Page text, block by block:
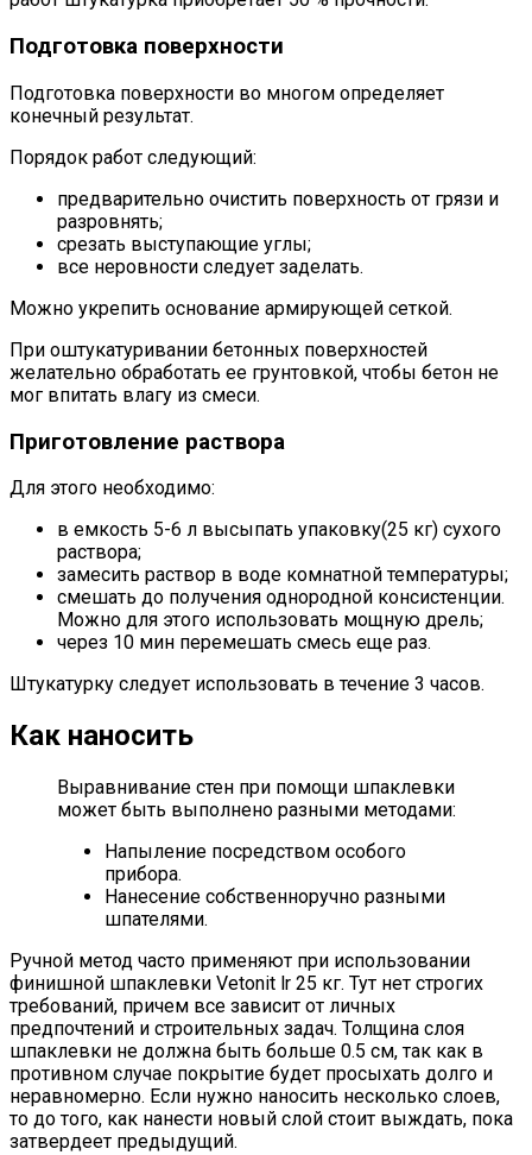
Подготовка поверхности
Подготовка поверхности во многом определяет
конечный результат.
Порядок работ следующий:
предварительно очистить поверхность от грязи и
разровнять;
срезать выступающие углы;
все неровности следует заделать.
Можно укрепить основание армирующей сеткой.
При оштукатуривании бетонных поверхностей
желательно обработать ее грунтовкой, чтобы бетон не
мог впитать влагу из смеси.
Приготовление раствора
Для этого необходимо:
в емкость 5-6 л высыпать упаковку(25 кг) сухого
раствора;
замесить раствор в воде комнатной температуры;
смешать до получения однородной консистенции.
Можно для этого использовать мощную дрель;
через 10 мин перемешать смесь еще раз.
Штукатурку следует использовать в течение 3 часов.
Как наносить
Выравнивание стен при помощи шпаклевки
может быть выполнено разными методами:
Напыление посредством особого
прибора.
Нанесение собственноручно разными
шпателями.
Ручной метод часто применяют при использовании
финишной шпаклевки Vetonit lr 25 кг. Тут нет строгих
требований, причем все зависит от личных
предпочтений и строительных задач. Толщина слоя
шпаклевки не должна быть больше 0.5 см, так как в
противном случае покрытие будет просыхать долго и
неравномерно. Если нужно наносить несколько слоев,
то до того, как нанести новый слой стоит выждать, пока
затвердеет предыдущий.